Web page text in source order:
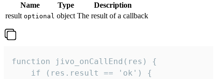
Name Type
Description
result optional object The result of a callback
function jivo_onCallEnd(res) {
    if (res.result == 'ok') {